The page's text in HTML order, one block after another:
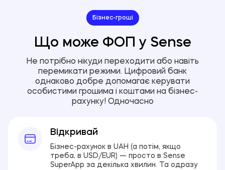
Бізнес-гроші
Що може ФОП у Sense
Не потрібно нікуди переходити або навіть
перемикати режими. Цифровий банк
однаково добре допомагає керувати
особистими грошима і коштами на бізнес-
рахунку! Одночасно
Відкривай
Бізнес-рахунок в UAH (а потім, якщо
треба, в USD/EUR) — просто в Sense
SuperApp за декілька хвилин. Та одразу